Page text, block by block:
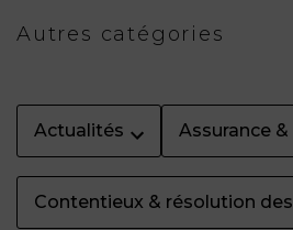
Autres catégories
Actualités Assurance
Contentieux & résolution